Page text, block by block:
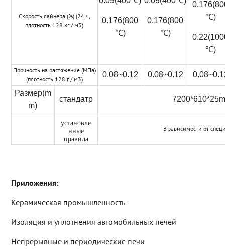
Скорость лайнера (%) (24 ч,
плотность 128 кг / м3)
0.176(800
℃)
0.176(800
℃)
℃)
℃)
Прочность на растяжение (МПа)
(плотность 128 г / м3)
0.08~0.12 0.08~0.12
Размер(m
m)
стандатр
установле
нные
правила
В зависимости от
Приложения:
Керамическая промышленность
Изоляция и уплотнения автомобильных печей
Непрерывные и периодические печи